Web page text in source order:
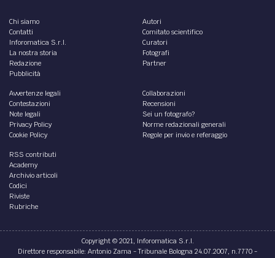
Chi siamo
Contatti
Inforomatica S.r.l.
La nostra storia
Redazione
Pubblicità
Autori
Comitato scientifico
Curatori
Fotografi
Partner
Avvertenze legali
Contestazioni
Note legali
Privacy Policy
Cookie Policy
Collaborazioni
Recensioni
Sei un fotografo?
Norme redazionali generali
Regole per invio e referaggio
RSS contributi
Academy
Archivio articoli
Codici
Riviste
Rubriche
Copyright © 2021, Inforomatica S.r.l.
Direttore responsabile: Antonio Zama - Tribunale Bologna 24.07.2007, n.7770 -